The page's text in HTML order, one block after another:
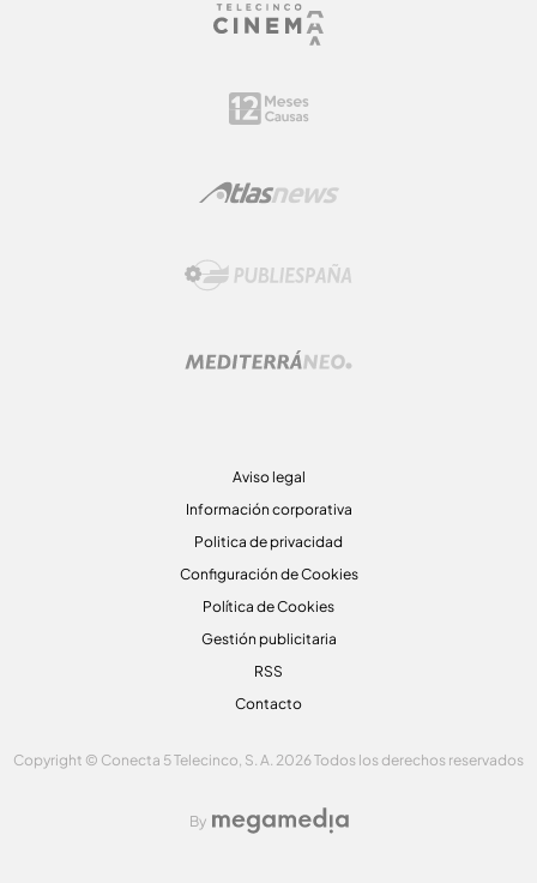
Aviso legal
Información corporativa
Politica de privacidad
Configuración de Cookies
Política de Cookies
Gestión publicitaria
RSS
Contacto
Copyright © Conecta 5 Telecinco, S. A. 2026 Todos los derechos reservados
By